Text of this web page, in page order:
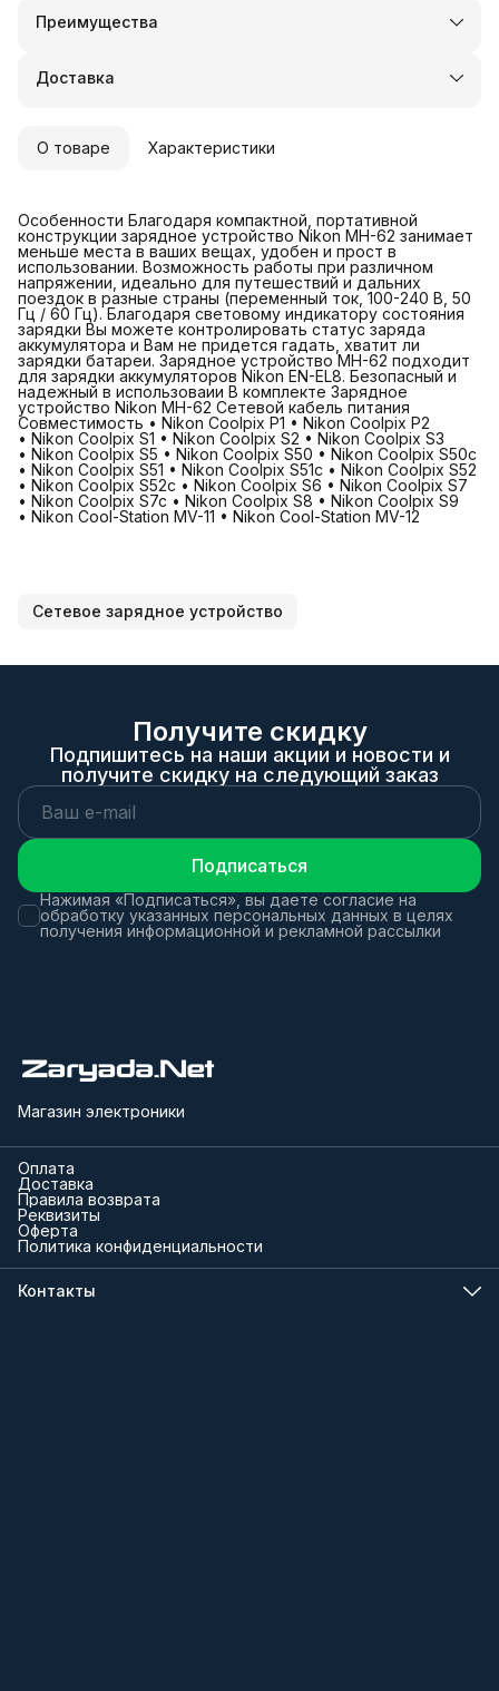
Преимущества
Оплата частями в Сплит
Удобный возврат
Доставка
О товаре Характеристики
Особенности Благодаря компактной, портативной
конструкции зарядное устройство Nikon MH-62 занимает
меньше места в ваших вещах, удобен и прост в
использовании. Возможность работы при различном
напряжении, идеально для путешествий и дальних
поездок в разные страны (переменный ток, 100-240 В, 50
Гц / 60 Гц). Благодаря световому индикатору состояния
зарядки Вы можете контролировать статус заряда
аккумулятора и Вам не придется гадать, хватит ли
зарядки батареи. Зарядное устройство MH-62 подходит
для зарядки аккумуляторов Nikon EN-EL8. Безопасный и
надежный в использоваии В комплекте Зарядное
устройство Nikon MH-62 Сетевой кабель питания
Совместимость • Nikon Coolpix P1 • Nikon Coolpix P2
• Nikon Coolpix S1 • Nikon Coolpix S2 • Nikon Coolpix S3
• Nikon Coolpix S5 • Nikon Coolpix S50 • Nikon Coolpix S50c
• Nikon Coolpix S51 • Nikon Coolpix S51c • Nikon Coolpix S52
• Nikon Coolpix S52c • Nikon Coolpix S6 • Nikon Coolpix S7
• Nikon Coolpix S7c • Nikon Coolpix S8 • Nikon Coolpix S9
• Nikon Cool-Station MV-11 • Nikon Cool-Station MV-12
Сетевое зарядное устройство
Получите скидку
Подпишитесь на наши акции и новости и
получите скидку на следующий заказ
Подписаться
Нажимая «Подписаться», вы даете согласие на
обработку указанных персональных данных в целях
получения информационной и рекламной рассылки
Магазин электроники
Оплата
Доставка
Правила возврата
Реквизиты
Оферта
Политика конфиденциальности
Контакты